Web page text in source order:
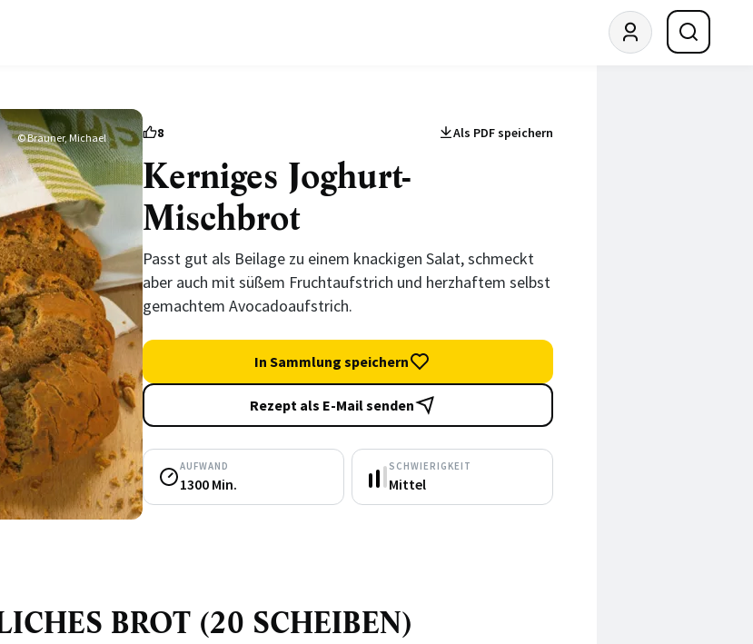
© Brauner, Michael 8 Als PDF speichern
Kerniges Joghurt-
Mischbrot
Passt gut als Beilage zu einem knackigen Salat, schmeckt
aber auch mit süßem Fruchtaufstrich und herzhaftem selbst
gemachtem Avocadoaufstrich.
In Sammlung speichern
Rezept als E-Mail senden
AUFWAND
1300 Min.
SCHWIERIGKEIT
Mittel
BROT (20 SCHEIBEN)